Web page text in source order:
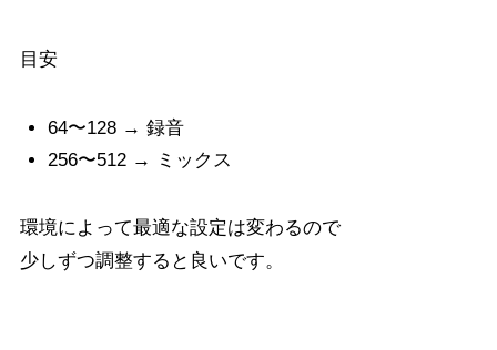
目安
64〜128 → 録音
256〜512 → ミックス
環境によって最適な設定は変わるので
少しずつ調整すると良いです。